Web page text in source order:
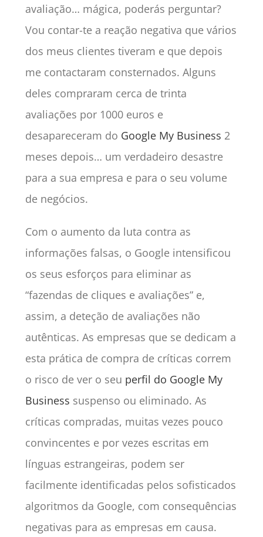
avaliação… mágica, poderás perguntar?
Vou contar-te a reação negativa que vários
dos meus clientes tiveram e que depois
me contactaram consternados. Alguns
deles compraram cerca de trinta
avaliações por 1000 euros e
desapareceram do Google My Business 2
meses depois… um verdadeiro desastre
para a sua empresa e para o seu volume
de negócios.
Com o aumento da luta contra as
informações falsas, o Google intensificou
os seus esforços para eliminar as
“fazendas de cliques e avaliações” e,
assim, a deteção de avaliações não
autênticas. As empresas que se dedicam a
esta prática de compra de críticas correm
o risco de ver o seu perfil do Google My
Business suspenso ou eliminado. As
críticas compradas, muitas vezes pouco
convincentes e por vezes escritas em
línguas estrangeiras, podem ser
facilmente identificadas pelos sofisticados
algoritmos da Google, com consequências
negativas para as empresas em causa.